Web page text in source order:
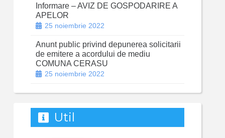
Informare – AVIZ DE GOSPODARIRE A
APELOR
25 noiembrie 2022
Anunt public privind depunerea solicitarii
de emitere a acordului de mediu
COMUNA CERASU
25 noiembrie 2022
Util